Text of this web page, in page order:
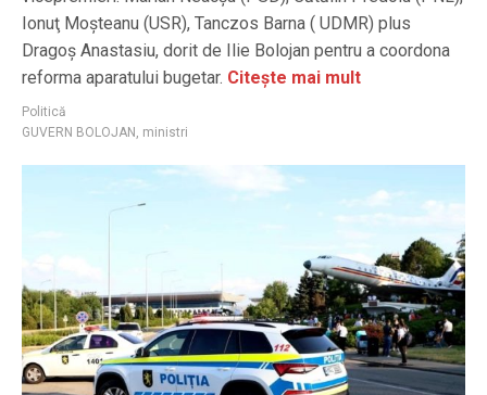
Ionuţ Moşteanu (USR), Tanczos Barna ( UDMR) plus
Dragoş Anastasiu, dorit de Ilie Bolojan pentru a coordona
reforma aparatului bugetar. Citește mai mult
Politică
GUVERN BOLOJAN , ministri